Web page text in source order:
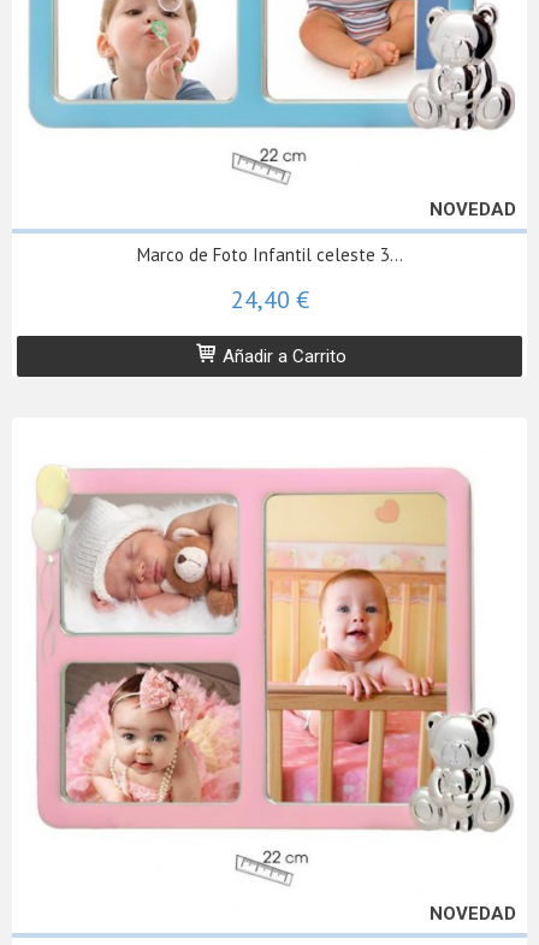
NOVEDAD
Marco de Foto Infantil celeste 3...
24,40 €
Añadir a Carrito
NOVEDAD